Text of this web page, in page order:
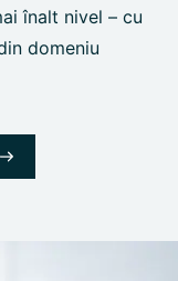
înalt nivel – cu
domeniu